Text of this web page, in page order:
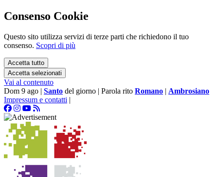
Consenso Cookie
Questo sito utilizza servizi di terze parti che richiedono il tuo
consenso. Scopri di più
Accetta tutto
Accetta selezionati
Vai al contenuto
Dom 9 ago | Santo del giorno | Parola rito Romano | Ambrosiano
Impressum e contatti |